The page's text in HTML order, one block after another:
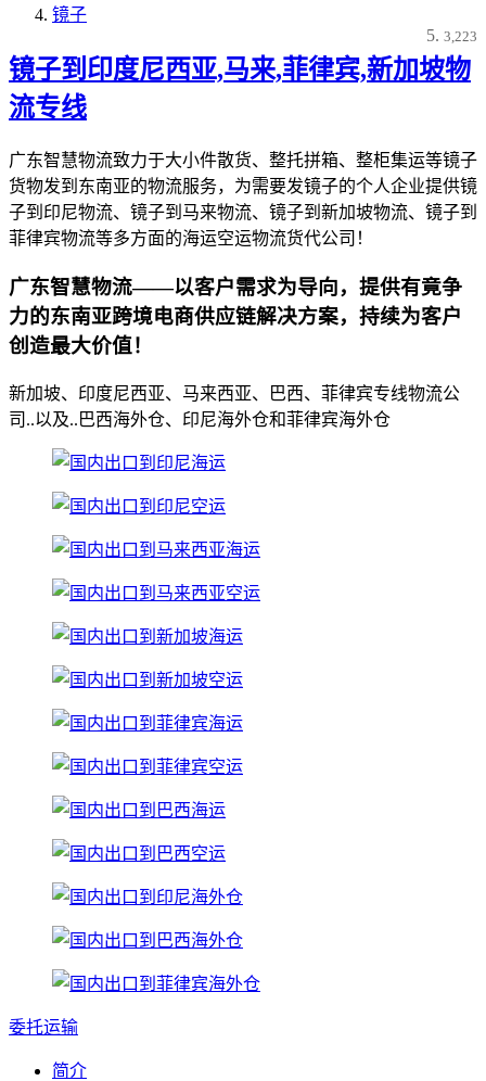
镜子
3,223
镜子到印度尼西亚,马来,菲律宾,新加坡物
流专线
广东智慧物流致力于大小件散货、整托拼箱、整柜集运等镜子
货物发到东南亚的物流服务，为需要发镜子的个人企业提供镜
子到印尼物流、镜子到马来物流、镜子到新加坡物流、镜子到
菲律宾物流等多方面的海运空运物流货代公司！
广东智慧物流——以客户需求为导向，提供有竟争
力的东南亚跨境电商供应链解决方案，持续为客户
创造最大价值！
新加坡、印度尼西亚、马来西亚、巴西、菲律宾专线物流公
司..以及..巴西海外仓、印尼海外仓和菲律宾海外仓
委托运输
简介